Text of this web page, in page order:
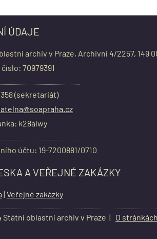
ÚDAJE
archiv v Praze, Archivní 4/2257, 149
70979391
(sekretariát)
k28aiwy
účtu: 19-7200881/0710
A VEŘEJNÉ ZAKÁZKY
| Veřejné zakázky
Státní oblastní archiv v Praze | O stránkách